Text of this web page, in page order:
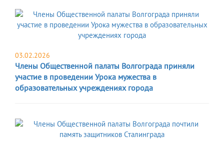
03.02.2026
Члены Общественной палаты Волгограда приняли
участие в проведении Урока мужества в
образовательных учреждениях города